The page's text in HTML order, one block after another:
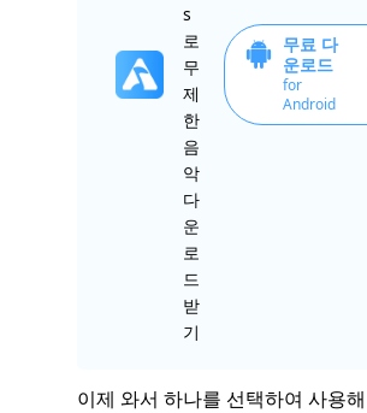
s
로
무
제
한
음
악
다
운
로
드
받
기
무료 다
운로드
for
Android
이제 와서 하나를 선택하여 사용